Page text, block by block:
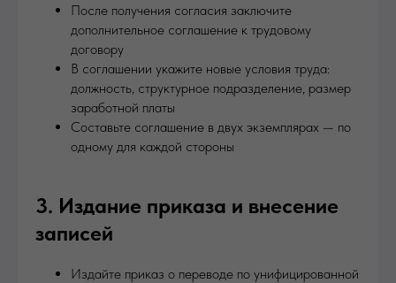
После получения согласия заключите
дополнительное соглашение к трудовому
договору
В соглашении укажите новые условия труда:
должность, структурное подразделение, размер
заработной платы
Составьте соглашение в двух экземплярах — по
одному для каждой стороны
3. Издание приказа и внесение
записей
Издайте приказ о переводе по унифицированной